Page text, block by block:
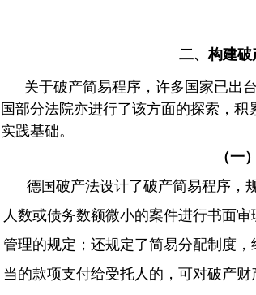
二、构建
关于破产简易程序，许多国家已出
国部分法院亦进行了该方面的探索，
实践基础。
（一
德国破产法设计了破产简易程序，
人数或债务数额微小的案件进行书面
管理的规定；还规定了简易分配制度
当的款项支付给受托人的，可对破产财